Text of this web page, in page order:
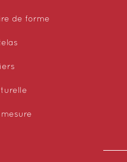
de forme